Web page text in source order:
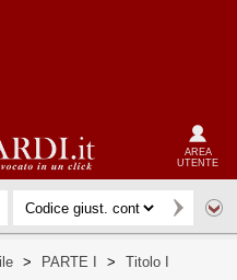
AREA
UTENTE
> PARTE I > Titolo I